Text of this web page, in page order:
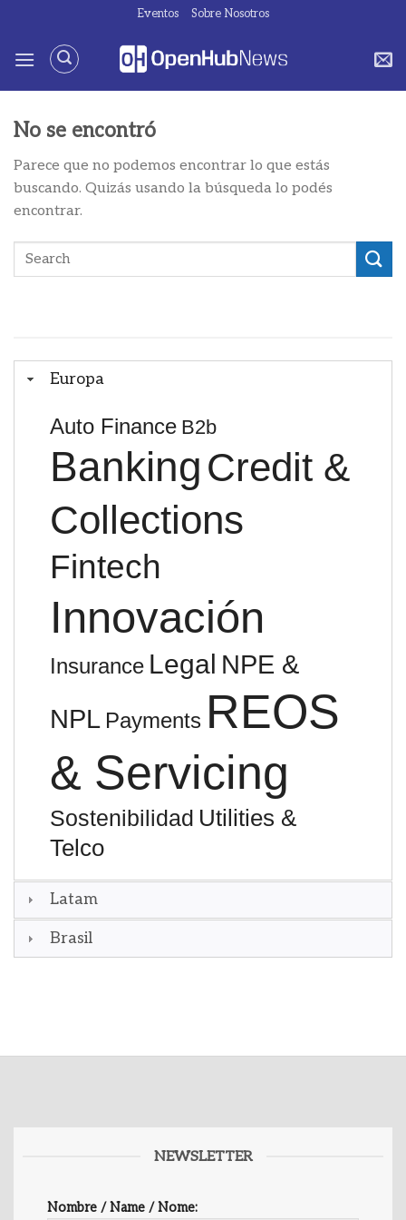
contenido
Eventos Sobre Nosotros
Europa
Auto Finance B2b
Banking Credit &
Collections
Fintech
Innovación
Insurance Legal NPE &
NPL Payments REOS
& Servicing
Sostenibilidad Utilities &
Telco
Latam
Brasil
No se encontró
Parece que no podemos encontrar lo que estás
buscando. Quizás usando la búsqueda lo podés
encontrar.
NEWSLETTER
Nombre / Name / Nome: